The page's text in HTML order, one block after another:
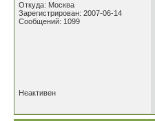
Откуда: Москва
Зарегистрирован: 2007-06-14
Сообщений: 1099
Неактивен